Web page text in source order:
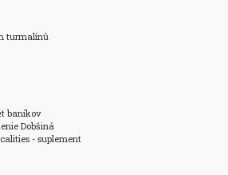
turmalínů
baníkov
Dobšiná
- suplement